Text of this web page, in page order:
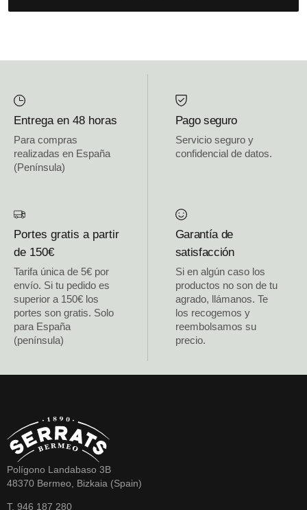
Entrega en 48 horas
Para compras
realizadas en España
(Península)
Pago seguro
Servicio seguro y
confidencial de datos.
Portes gratis a partir
de 150€
Tarifa única de 5€ por
envío. Si tu pedido es
superior a 150€ los
portes son gratis. Solo
para España
(península)
Garantía de
satisfacción
Si en algún caso los
productos no son de tu
agrado, llámanos. Te
los recogemos y
reembolsamos su
precio.
Polígono Landabaso 3B
48370 Bermeo, Bizkaia (Spain)
T. 946 187 280